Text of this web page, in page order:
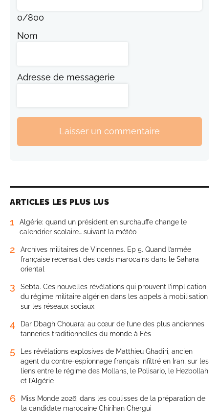
0/800
Nom
Adresse de messagerie
Laisser un commentaire
ARTICLES LES PLUS LUS
1
Algérie: quand un président en surchauffe change le
calendrier scolaire… suivant la météo
2
Archives militaires de Vincennes. Ep 5. Quand l’armée
française recensait des caïds marocains dans le Sahara
oriental
3
Sebta. Ces nouvelles révélations qui prouvent l’implication
du régime militaire algérien dans les appels à mobilisation
sur les réseaux sociaux
4
Dar Dbagh Chouara: au cœur de l’une des plus anciennes
tanneries traditionnelles du monde à Fès
5
Les révélations explosives de Matthieu Ghadiri, ancien
agent du contre-espionnage français infiltré en Iran, sur les
liens entre le régime des Mollahs, le Polisario, le Hezbollah
et l’Algérie
6
Miss Monde 2026: dans les coulisses de la préparation de
la candidate marocaine Chirihan Chergui